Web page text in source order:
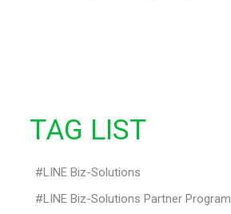
TAG LIST
LINE Biz-Solutions
LINE Biz-Solutions Partner Program